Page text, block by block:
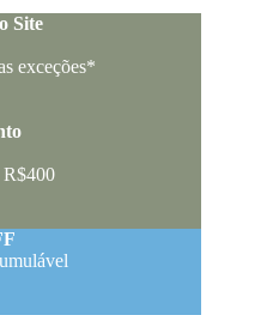
Site
exceções*
R$400